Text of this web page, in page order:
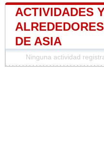
ACTIVIDADES
DE ASIA
Ninguna actividad